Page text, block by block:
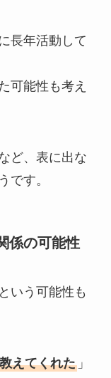
長年活動して
可能性も考え
ど、表に出な
です。
係の可能性
いう可能性も
えてくれた」